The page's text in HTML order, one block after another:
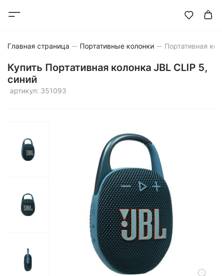
Главная страница Портативные колонки
Купить Портативная колонка JBL CLIP 5,
синий
артикул: 351093